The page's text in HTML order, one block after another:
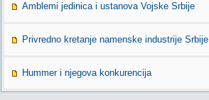
Amblemi jedinica i ustanova Vojske Srbije
Privredno kretanje namenske industrije Srbije
Hummer i njegova konkurencija